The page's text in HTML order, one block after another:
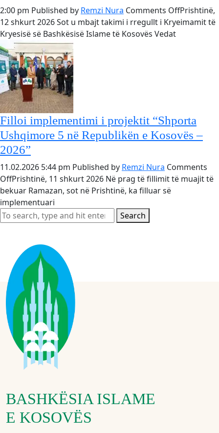
Peci.
2:00 pm Published by Remzi Nura Comments Offon
Takim
Islame
me
Këshillave
Prishtinë,
12 shkurt 2026 Sot u mbajt takimi i rregullt i Kryeimamit të
Kryesisë së Bashkësisë Islame të Kosovës Vedat
Filloi implementimi i projektit “Shporta
Ushqimore 5 në Republikën e Kosovës –
2026”
11.02.2026 5:44 pm Published by Remzi Nura Comments
Offon
Filloi
implementimi
projektit
Ushqimore
5
në
Republikën
Kosovës
2026”
Prishtinë, 11 shkurt 2026 Në prag të fillimit të muajit të
bekuar Ramazan, sot në Prishtinë, ka filluar së
implementuari
Search
BASHKËSIA ISLAME
E KOSOVËS